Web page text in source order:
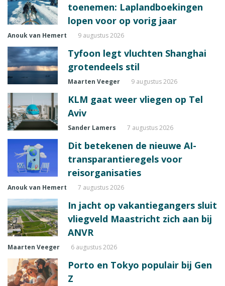
toenemen: Laplandboekingen
lopen voor op vorig jaar
Anouk van Hemert 9 augustus 2026
Tyfoon legt vluchten Shanghai
grotendeels stil
Maarten Veeger 9 augustus 2026
KLM gaat weer vliegen op Tel
Aviv
Sander Lamers 7 augustus 2026
Dit betekenen de nieuwe AI-
transparantieregels voor
reisorganisaties
Anouk van Hemert 7 augustus 2026
In jacht op vakantiegangers sluit
vliegveld Maastricht zich aan bij
ANVR
Maarten Veeger 6 augustus 2026
Porto en Tokyo populair bij Gen
Z